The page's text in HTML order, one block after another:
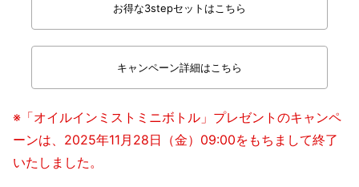
お得な3stepセットはこちら
キャンペーン詳細はこちら
※「オイルインミストミニボトル」プレゼントのキャンペ
ーンは、2025年11月28日（金）09:00をもちまして終了
いたしました。